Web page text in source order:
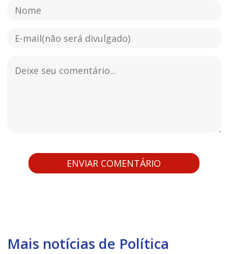
Mais notícias de Política